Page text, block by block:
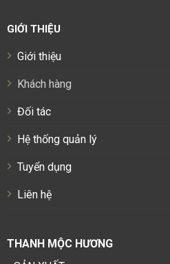
GIỚI THIỆU
Giới thiệu
Khách hàng
Đối tác
Hệ thống quản lý
Tuyển dụng
Liên hệ
THANH MỘC HƯƠNG